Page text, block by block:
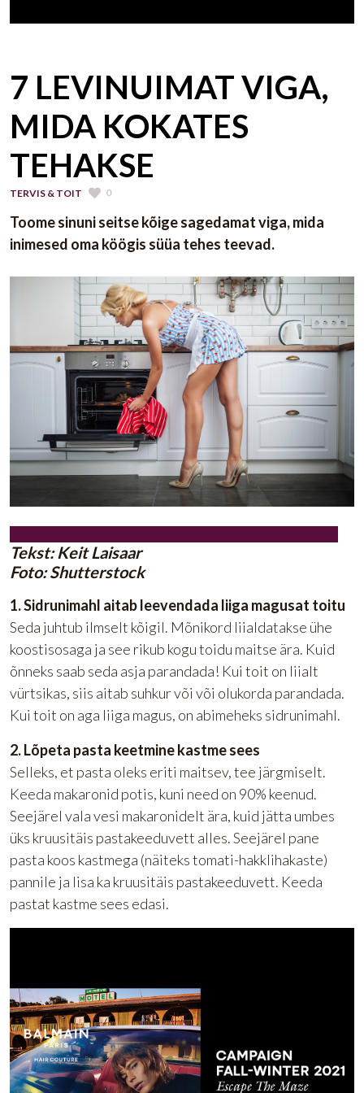
7 LEVINUIMAT VIGA,
MIDA KOKATES
TEHAKSE
TERVIS & TOIT 0
Toome sinuni seitse kõige sagedamat viga, mida
inimesed oma köögis süüa tehes teevad.
Tekst: Keit Laisaar
Foto: Shutterstock
1. Sidrunimahl aitab leevendada liiga magusat toitu
Seda juhtub ilmselt kõigil. Mõnikord liialdatakse ühe
koostisosaga ja see rikub kogu toidu maitse ära. Kuid
õnneks saab seda asja parandada! Kui toit on liialt
vürtsikas, siis aitab suhkur või või olukorda parandada.
Kui toit on aga liiga magus, on abimeheks sidrunimahl.
2. Lõpeta pasta keetmine kastme sees
Selleks, et pasta oleks eriti maitsev, tee järgmiselt.
Keeda makaronid potis, kuni need on 90% keenud.
Seejärel vala vesi makaronidelt ära, kuid jätta umbes
üks kruusitäis pastakeeduvett alles. Seejärel pane
pasta koos kastmega (näiteks tomati-hakklihakaste)
pannile ja lisa ka kruusitäis pastakeeduvett. Keeda
pastat kastme sees edasi.